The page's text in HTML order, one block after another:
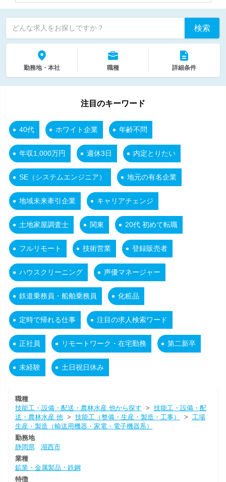
どんな求人をお探しですか？ 検索
勤務地・本社 職種 詳細条件
注目のキーワード
40代 ホワイト企業 年齢不問
年収1,000万円 週休3日 内定とりたい
SE（システムエンジニア） 地元の有名企業
地域未来牽引企業 キャリアチェンジ
土地家屋調査士 関東 20代 初めて転職
フルリモート 技術営業 登録販売者
ハウスクリーニング 声優マネージャー
鉄道乗務員・船舶乗務員 化粧品
定時で帰れる仕事 注目の求人検索ワード
正社員 リモートワーク・在宅勤務 第二新卒
未経験 土日祝日休み
職種
技能工・設備・配送・農林水産 他から探す > 技能工・設備・配
送・農林水産 他> 技能工（整備・生産・製造・工事） > 工場
生産・製造（輸送用機器・家電・電子機器系）
勤務地
静岡県
湖西市
業種
鉱業・金属製品・鉄鋼
特徴